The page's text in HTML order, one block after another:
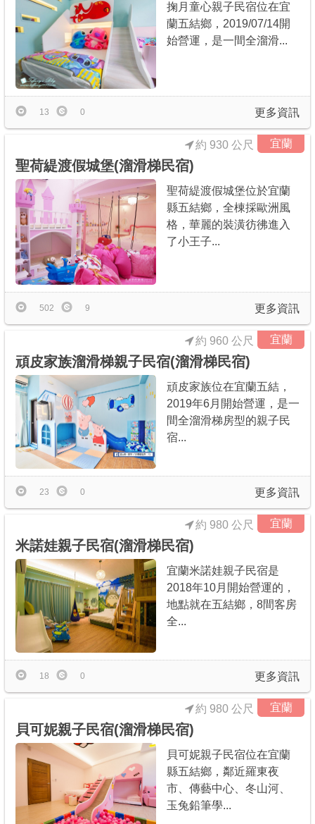
掬月童心親子民宿位在宜
蘭五結鄉，2019/07/14開
始營運，是一間全溜滑...
更多資訊
13 0
宜蘭
聖荷緹渡假城堡(溜滑梯民宿)
約 930 公尺
聖荷緹渡假城堡位於宜蘭
縣五結鄉，全棟採歐洲風
格，華麗的裝潢彷彿進入
了小王子...
更多資訊
502 9
宜蘭
頑皮家族溜滑梯親子民宿(溜滑梯民宿)
約 960 公尺
頑皮家族位在宜蘭五結，
2019年6月開始營運，是一
間全溜滑梯房型的親子民
宿...
更多資訊
23 0
宜蘭
米諾娃親子民宿(溜滑梯民宿)
約 980 公尺
宜蘭米諾娃親子民宿是
2018年10月開始營運的，
地點就在五結鄉，8間客房
全...
更多資訊
18 0
宜蘭
貝可妮親子民宿(溜滑梯民宿)
約 980 公尺
貝可妮親子民宿位在宜蘭
縣五結鄉，鄰近羅東夜
市、傳藝中心、冬山河、
玉兔鉛筆學...